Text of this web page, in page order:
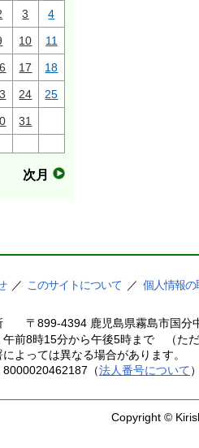
3 4
10 11
17 18
24 25
31
次月
／ このサイトについて ／ 個人情報の
〒899-4394 鹿児島県霧島市国
午前8時15分から午後5時まで （た
よっては異なる場合があります。
8000020462187（法人番号について
Copyright ©